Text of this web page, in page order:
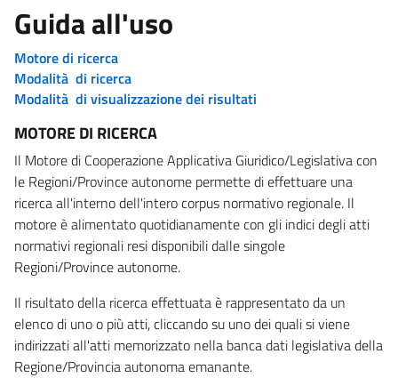
Guida all'uso
Motore di ricerca
Modalità di ricerca
Modalità di visualizzazione dei risultati
MOTORE DI RICERCA
Il Motore di Cooperazione Applicativa Giuridico/Legislativa con
le Regioni/Province autonome permette di effettuare una
ricerca all'interno dell'intero corpus normativo regionale. Il
motore è alimentato quotidianamente con gli indici degli atti
normativi regionali resi disponibili dalle singole
Regioni/Province autonome.
Il risultato della ricerca effettuata è rappresentato da un
elenco di uno o più atti, cliccando su uno dei quali si viene
indirizzati all'atti memorizzato nella banca dati legislativa della
Regione/Provincia autonoma emanante.